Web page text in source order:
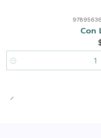
Con
Cantidad